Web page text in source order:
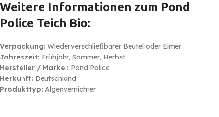
Weitere Informationen zum Pond
Police Teich Bio:
Verpackung: Wiederverschließbarer Beutel oder Eimer
Jahreszeit: Frühjahr, Sommer, Herbst
Hersteller / Marke : Pond Police
Herkunft: Deutschland
Produkttyp: Algenvernichter